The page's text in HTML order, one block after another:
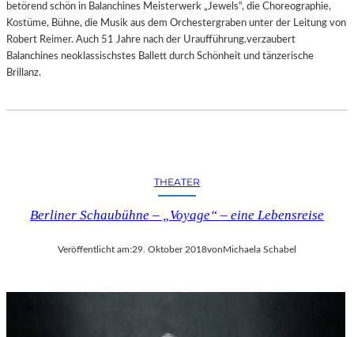
betörend schön in Balanchines Meisterwerk „Jewels“, die Choreographie,
Kostüme, Bühne, die Musik aus dem Orchestergraben unter der Leitung von
Robert Reimer. Auch 51 Jahre nach der Uraufführung.verzaubert
Balanchines neoklassischstes Ballett durch Schönheit und tänzerische
Brillanz.
THEATER
Berliner Schaubühne – „Voyage“ – eine Lebensreise
Veröffentlicht am:29. Oktober 2018von Michaela Schabel